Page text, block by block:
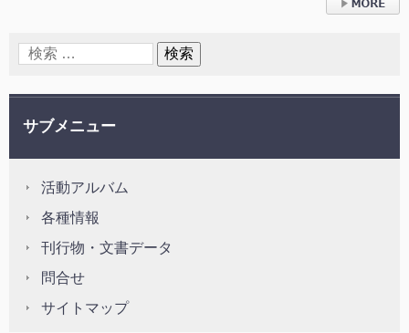
サブメニュー
活動アルバム
各種情報
刊行物・文書データ
問合せ
サイトマップ